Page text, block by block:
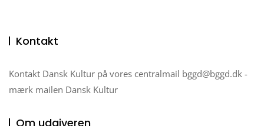
Kontakt
Kontakt Dansk Kultur på vores centralmail bggd@bggd.dk -
mærk mailen Dansk Kultur
Om udgiveren